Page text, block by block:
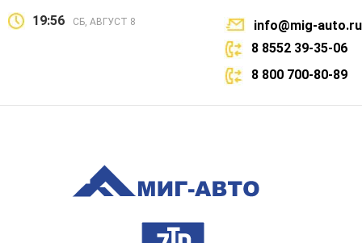
19:56 СБ, АВГУСТ 8
info@mig-auto.ru
8 8552 39-35-06
8 800 700-80-89